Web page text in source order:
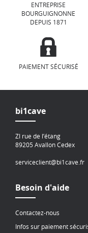
ENTREPRISE
BOURGUIGNONNE
DEPUIS 1871
PAIEMENT SÉCURISÉ
bi1cave
ZI rue de l’étang
89205 Avallon Cedex
serviceclient@bi1cave.fr
Besoin d'aide
Contactez-nous
Infos sur paiement